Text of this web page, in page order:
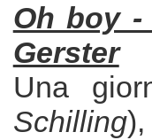
Oh boy -
Gerster
Una
Schilling